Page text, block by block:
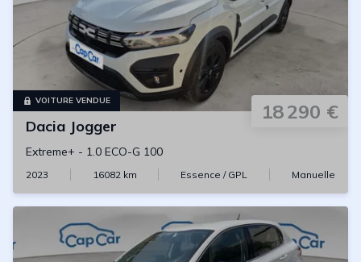
VOITURE VENDUE 18 290 €
Dacia Jogger
Extreme+ - 1.0 ECO-G 100
2023 16082km Essence / GPL Manuelle